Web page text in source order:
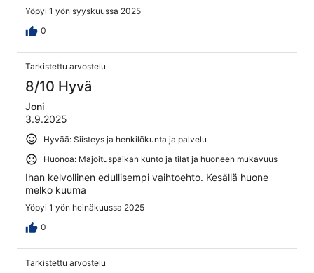
Yöpyi 1 yön syyskuussa 2025
0
Tarkistettu arvostelu
8/10 Hyvä
Joni
3.9.2025
Hyvää: Siisteys ja henkilökunta ja palvelu
Huonoa: Majoituspaikan kunto ja tilat ja huoneen mukavuus
Ihan kelvollinen edullisempi vaihtoehto. Kesällä huone
melko kuuma
Yöpyi 1 yön heinäkuussa 2025
0
Tarkistettu arvostelu